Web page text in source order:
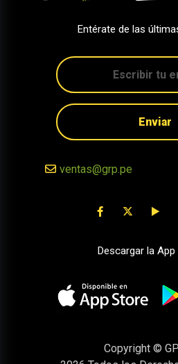
Entérate de las
Enviar
ventas@grp.pe
Descargar la App
Copyright ©